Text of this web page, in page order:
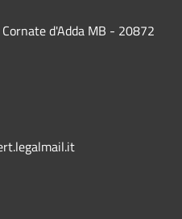
d'Adda MB - 20872